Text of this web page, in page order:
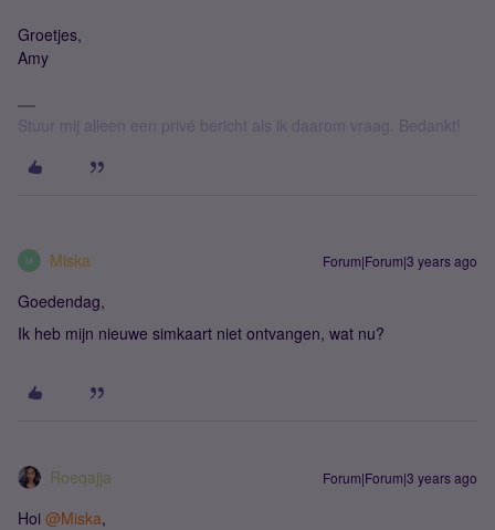
Groetjes,
Amy
Stuur mij alleen een privé bericht als ik daarom vraag. Bedankt!
M Miska Forum|Forum|3 years ago
Goedendag,
Ik heb mijn nieuwe simkaart niet ontvangen, wat nu?
Roeqajja Forum|Forum|3 years ago
Hoi @Miska,